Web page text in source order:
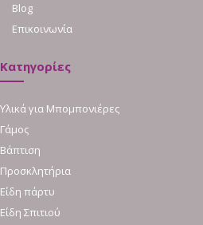
Blog
Επικοινωνία
Κατηγορίες
Υλικά για Μπομπονιέρες
Γάμος
Βάπτιση
Προσκλητήρια
Είδη πάρτυ
Είδη Σπιτιού